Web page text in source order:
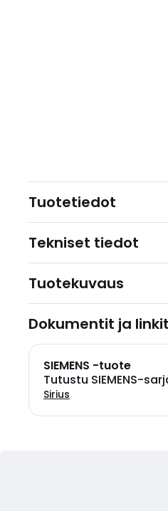
Tuotetiedot
Tekniset tiedot
Tuotekuvaus
Dokumentit ja linkit
SIEMENS -tuote
Tutustu SIEMENS-
Sirius